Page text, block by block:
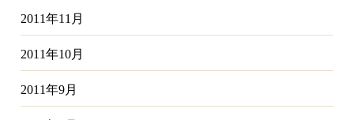
2011年11月
2011年10月
2011年9月